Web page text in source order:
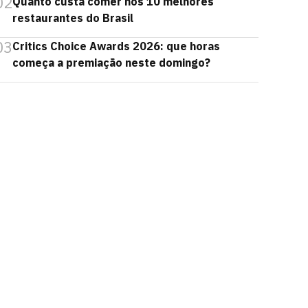
restaurantes do Brasil
Critics Choice Awards 2026: que horas
começa a premiação neste domingo?